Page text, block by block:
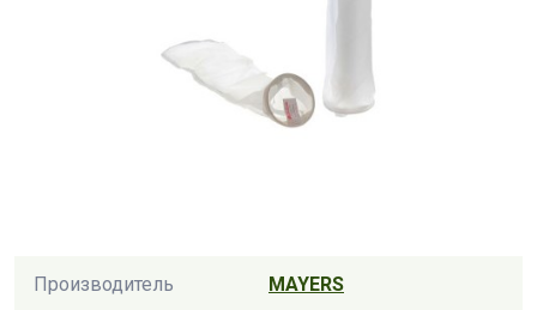
Производитель MAYERS